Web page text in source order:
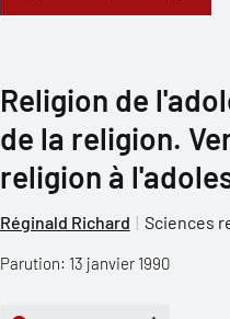
Religion de
de la religion.
religion à
Réginald Richard Sciences
Parution: 13 janvier 1990